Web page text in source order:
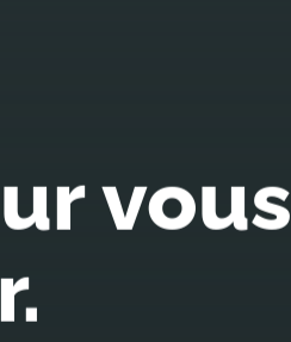
vous